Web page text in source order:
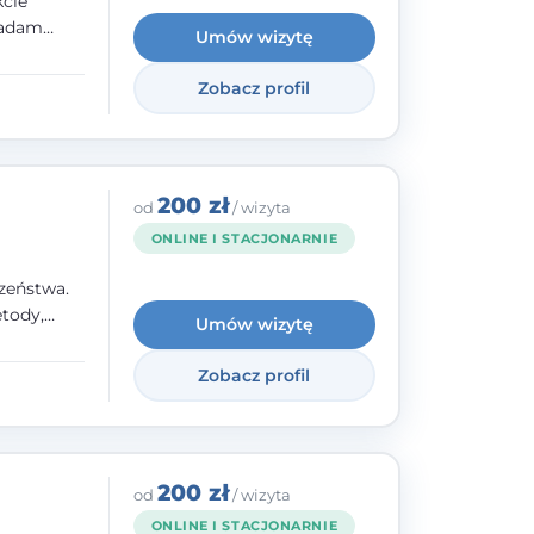
Umów wizytę
Zobacz profil
na
i
od 200 zł/ wizyta
ONLINE I STACJONARNIE
Umów wizytę
Zobacz profil
od 200 zł/ wizyta
ONLINE I STACJONARNIE